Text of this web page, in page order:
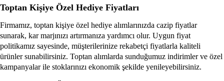
Toptan Kişiye Özel Hediye Fiyatları
Firmamız, toptan kişiye özel hediye alımlarınızda cazip fiyatlar
sunarak, kar marjınızı artırmanıza yardımcı olur. Uygun fiyat
politikamız sayesinde, müşterilerinize rekabetçi fiyatlarla kaliteli
ürünler sunabilirsiniz. Toptan alımlarda sunduğumuz indirimler ve özel
kampanyalar ile stoklarınızı ekonomik şekilde yenileyebilirsiniz.